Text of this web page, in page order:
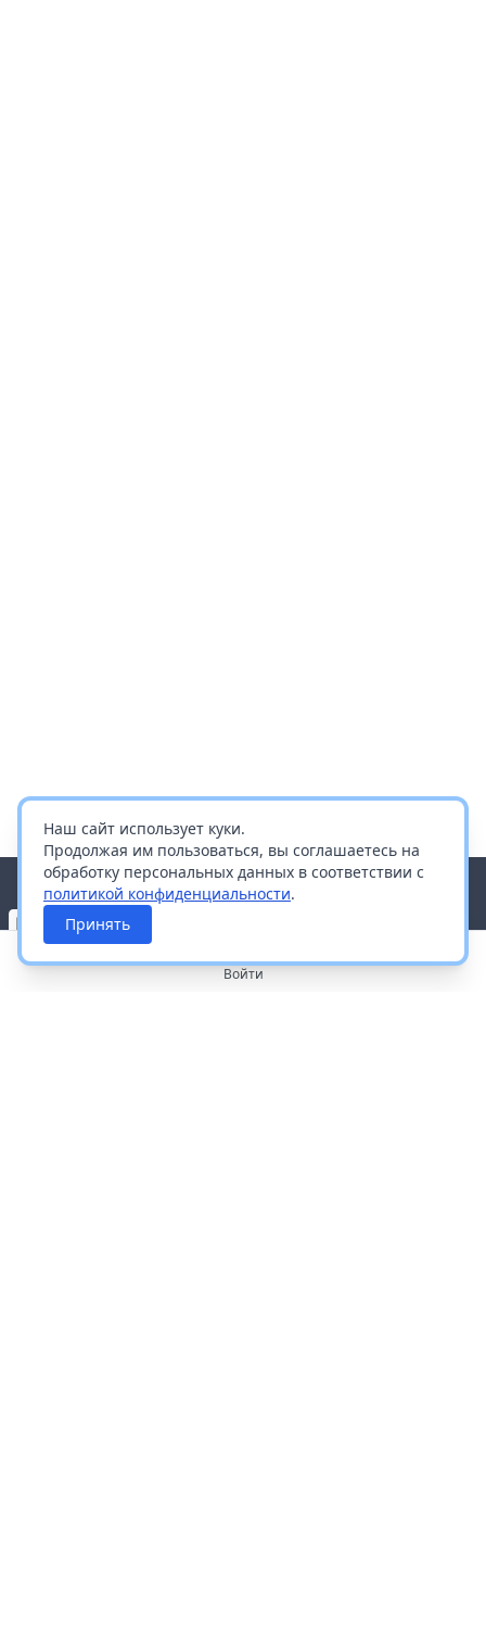
Наш сайт использует куки.
Продолжая им пользоваться, вы соглашаетесь на
обработку персональных данных в соответствии с
политикой конфиденциальности.
Принять
Войти